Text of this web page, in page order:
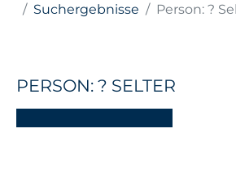
Suchergebnisse
Person: ?
PERSON: ? SELTER